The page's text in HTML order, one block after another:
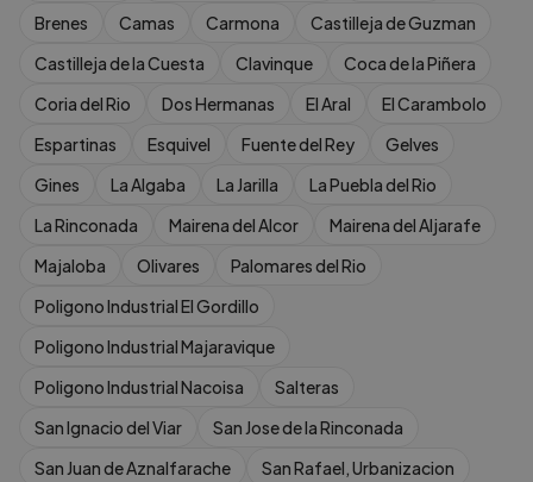
Brenes
Camas Carmona
Castilleja de Guzman
Castilleja de la Cuesta
Clavinque
Coca de la Piñera
Coria del Rio
Dos Hermanas El Aral
El Carambolo
Espartinas
Esquivel Fuente del Rey
Gelves
Gines
La Algaba La Jarilla
La Puebla del Rio
La Rinconada
Mairena del Alcor
Mairena del Aljarafe
Majaloba
Olivares
Palomares del Rio
Poligono Industrial El Gordillo
Poligono Industrial Majaravique
Poligono Industrial Nacoisa
Salteras
San Ignacio del Viar
San Jose de la Rinconada
San Juan de Aznalfarache
San Rafael, Urbanizacion